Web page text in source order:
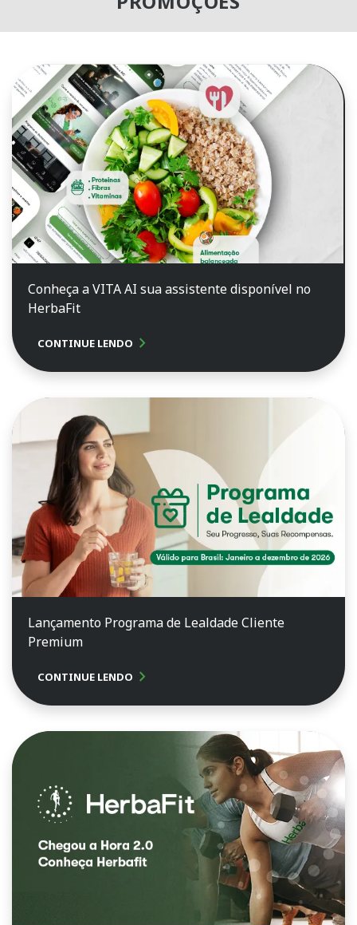
Conheça a VITA AI sua assistente disponível no
HerbaFit
CONTINUE LENDO chevron_right
Lançamento Programa de Lealdade Cliente
Premium
CONTINUE LENDO chevron_right